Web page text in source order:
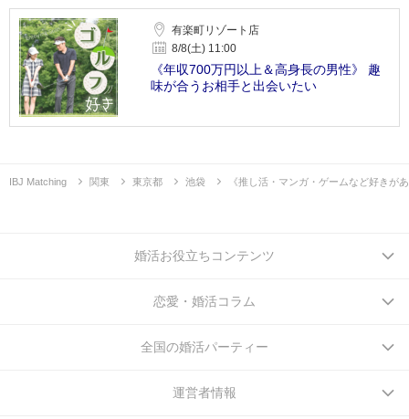
有楽町リゾート店
8/8(土) 11:00
《年収700万円以上＆高身長の男性》 趣
味が合うお相手と出会いたい
IBJ Matching 関東 東京都 池袋 《推し活・マンガ・ゲームなど好きが
婚活お役立ちコンテンツ
恋愛・婚活コラム
全国の婚活パーティー
運営者情報